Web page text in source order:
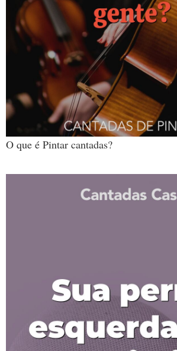
O que é Pintar cantadas?